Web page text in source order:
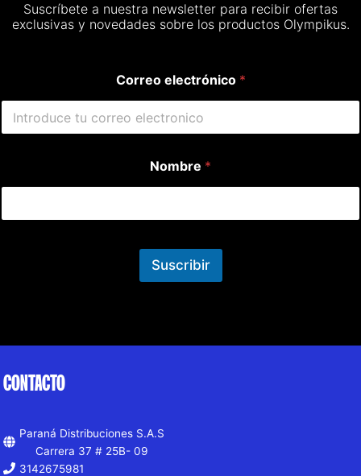
Suscríbete a nuestra newsletter para recibir ofertas
exclusivas y novedades sobre los productos Olympikus.
Correo electrónico *
Nombre *
Suscribir
CONTACTO
Paraná Distribuciones S.A.S
Carrera 37 # 25B- 09
3142675981